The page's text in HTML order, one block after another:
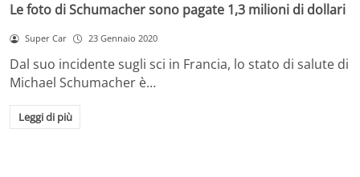
Le foto di Schumacher sono pagate 1,3 milioni di dollari
Super Car 23 Gennaio 2020
Dal suo incidente sugli sci in Francia, lo stato di salute di
Michael Schumacher è…
Leggi di più